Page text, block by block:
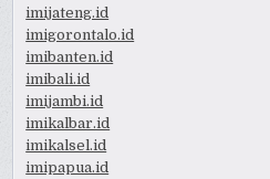
imijateng.id
imigorontalo.id
imibanten.id
imibali.id
imijambi.id
imikalbar.id
imikalsel.id
imipapua.id